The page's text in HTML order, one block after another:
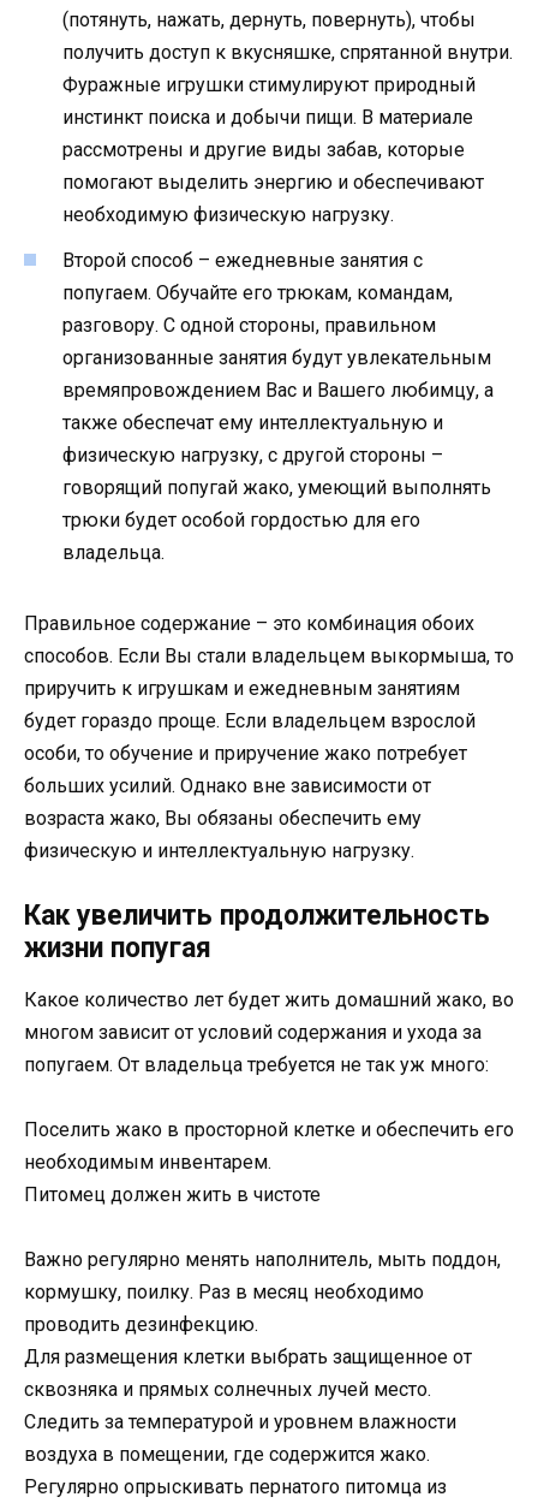
(потянуть, нажать, дернуть, повернуть), чтобы
получить доступ к вкусняшке, спрятанной внутри.
Фуражные игрушки стимулируют природный
инстинкт поиска и добычи пищи. В материале
рассмотрены и другие виды забав, которые
помогают выделить энергию и обеспечивают
необходимую физическую нагрузку.
Второй способ – ежедневные занятия с
попугаем. Обучайте его трюкам, командам,
разговору. С одной стороны, правильном
организованные занятия будут увлекательным
времяпровождением Вас и Вашего любимцу, а
также обеспечат ему интеллектуальную и
физическую нагрузку, с другой стороны –
говорящий попугай жако, умеющий выполнять
трюки будет особой гордостью для его
владельца.
Правильное содержание – это комбинация обоих
способов. Если Вы стали владельцем выкормыша, то
приручить к игрушкам и ежедневным занятиям
будет гораздо проще. Если владельцем взрослой
особи, то обучение и приручение жако потребует
больших усилий. Однако вне зависимости от
возраста жако, Вы обязаны обеспечить ему
физическую и интеллектуальную нагрузку.
Как увеличить продолжительность
жизни попугая
Какое количество лет будет жить домашний жако, во
многом зависит от условий содержания и ухода за
попугаем. От владельца требуется не так уж много:
Поселить жако в просторной клетке и обеспечить его
необходимым инвентарем.
Питомец должен жить в чистоте
Важно регулярно менять наполнитель, мыть поддон,
кормушку, поилку. Раз в месяц необходимо
проводить дезинфекцию.
Для размещения клетки выбрать защищенное от
сквозняка и прямых солнечных лучей место.
Следить за температурой и уровнем влажности
воздуха в помещении, где содержится жако.
Регулярно опрыскивать пернатого питомца из